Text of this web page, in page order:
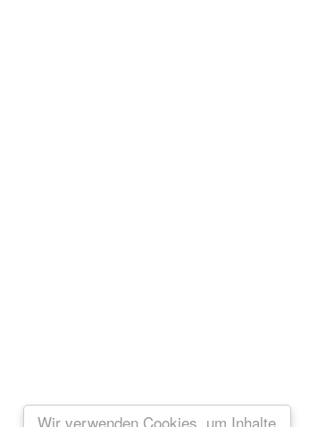
Wir verwenden Cookies, um Inhalte